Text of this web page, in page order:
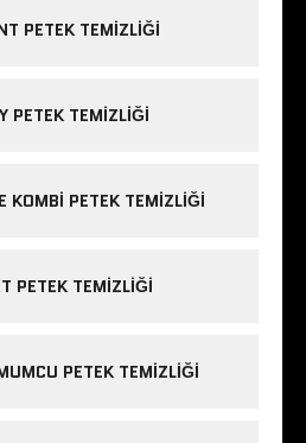
PETEK TEMIZLIĞI
PETEK TEMIZLIĞI
KOMBI PETEK TEMIZLIĞI
PETEK TEMIZLIĞI
PETEK TEMIZLIĞI